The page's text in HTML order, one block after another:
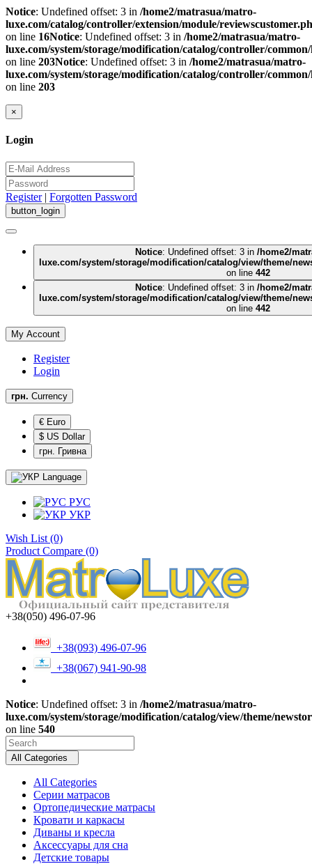
Notice: Undefined offset: 3 in /home2/matrasua/matro-
luxe.com/catalog/controller/extension/module/
on line 16Notice: Undefined offset: 3 in /home2/matrasua/matro-
luxe.com/system/storage/modification/catalog/controller/
on line 203Notice: Undefined offset: 3 in /home2/matrasua/matro-
luxe.com/system/storage/modification/catalog/controller/
on line 203
×
Login
Register| Forgotten Password
Notice: Undefined offset: 3 in /home2/
luxe.com/system/storage/modification/catalog/view/theme/
on line 442
Notice: Undefined offset: 3 in /home2/
luxe.com/system/storage/modification/catalog/view/theme/
on line 442
My Account
Register
Login
грн. Currency
€ Euro
$ US Dollar
грн. Гривна
Language
РУС
УКР
Wish List (0)
Product Compare (0)
+38(050) 496-07-96
+38(093) 496-07-96
+38(067) 941-90-98
Notice: Undefined offset: 3 in /home2/matrasua/matro-
luxe.com/system/storage/modification/catalog/view/theme/
on line 540
All Categories
All Categories
Серии матрасов
Ортопедические матрасы
Кровати и каркасы
Диваны и кресла
Аксессуары для сна
Детские товары